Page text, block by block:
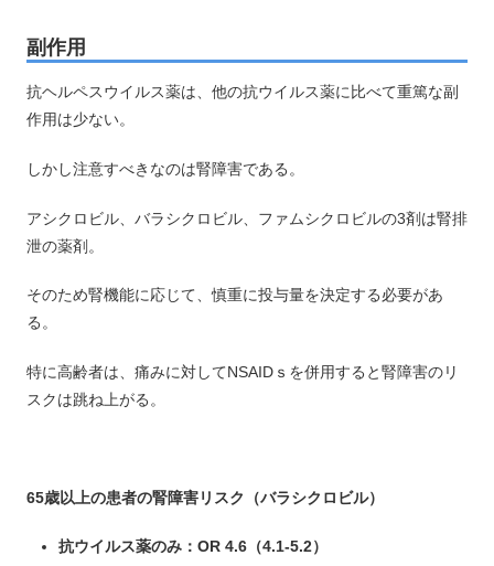
副作用
抗ヘルペスウイルス薬は、他の抗ウイルス薬に比べて重篤な副
作用は少ない。
しかし注意すべきなのは腎障害である。
アシクロビル、バラシクロビル、ファムシクロビルの3剤は腎排
泄の薬剤。
そのため腎機能に応じて、慎重に投与量を決定する必要があ
る。
特に高齢者は、痛みに対してNSAIDｓを併用すると腎障害のリ
スクは跳ね上がる。
65歳以上の患者の腎障害リスク（バラシクロビル）
抗ウイルス薬のみ：OR 4.6（4.1-5.2）